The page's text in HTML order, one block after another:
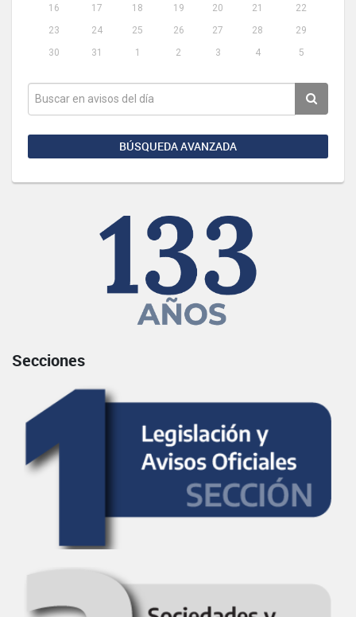
16
17 18 19 20 21
22
23
24 25 26 27 28
29
30
31 1 2 3 4 5
BÚSQUEDA AVANZADA
Secciones